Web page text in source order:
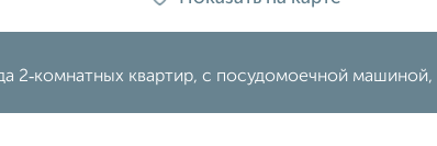
2‑комнатных квартир, с посудомоечной